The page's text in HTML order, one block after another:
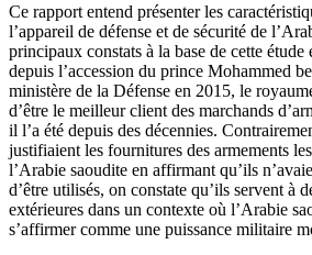
Ce rapport entend présenter les
l’appareil de défense et de sécurité de
principaux constats à la base de cette
depuis l’accession du prince Mohammed
ministère de la Défense en 2015, le
d’être le meilleur client des marchands
il l’a été depuis des décennies.
justifiaient les fournitures des armements
l’Arabie saoudite en affirmant qu’ils
d’être utilisés, on constate qu’ils servent à
extérieures dans un contexte où l’Arabie
s’affirmer comme une puissance militaire